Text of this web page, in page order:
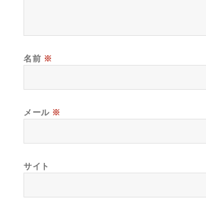
名前 ※
メール ※
サイト